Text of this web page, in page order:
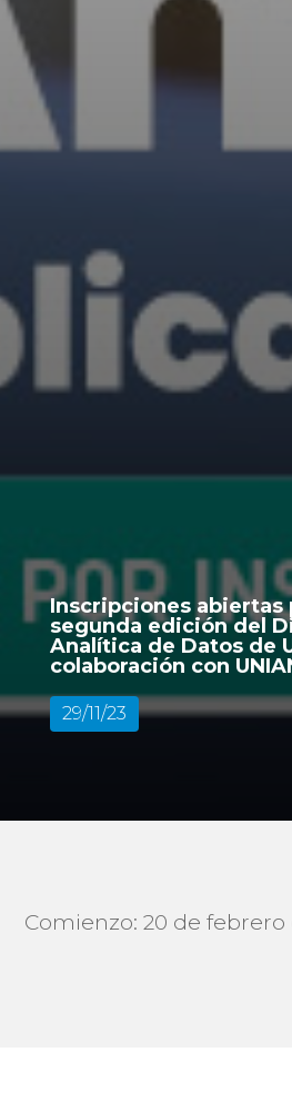
Inscripciones abiertas
segunda edición del
Analítica de Datos de
colaboración con
29/11/23
Comienzo: 20 de febrero